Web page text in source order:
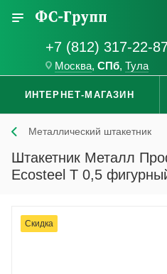
+7 (812) 317-22-
Москва, СПб, Тула
ИНТЕРНЕТ-МАГАЗИН
Металлический штакетник
Штакетник Металл
Ecosteel T 0,5
Скидка